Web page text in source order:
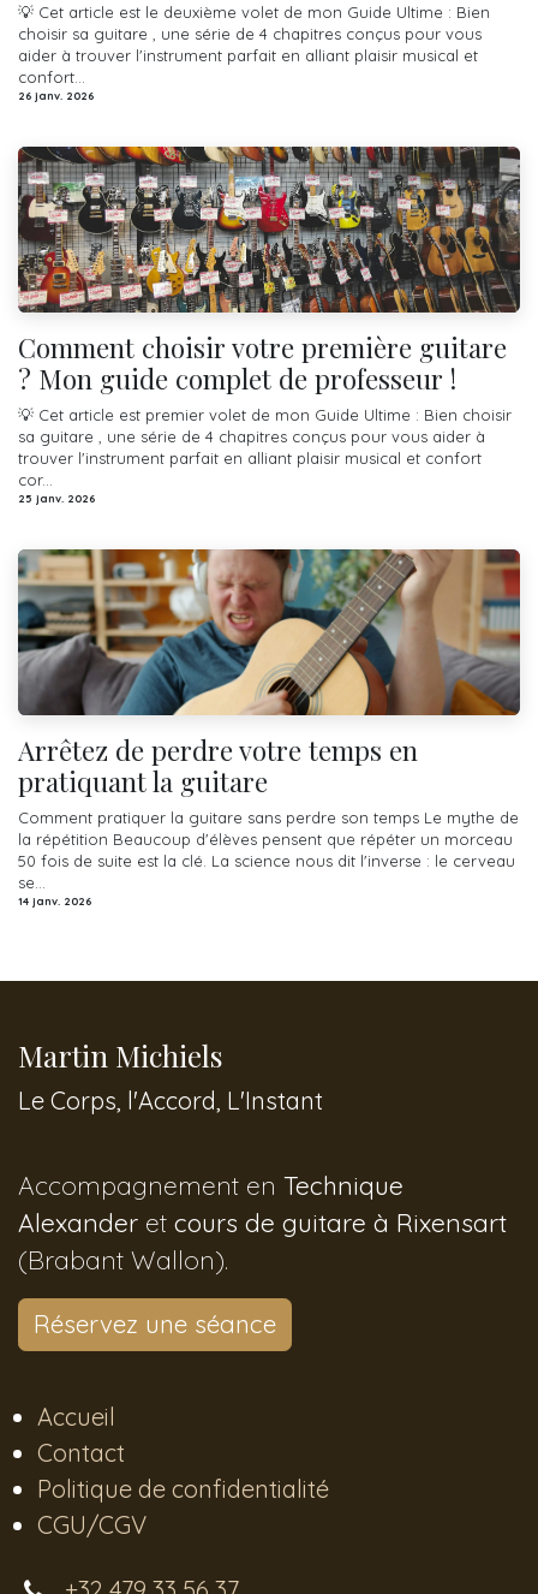
💡 Cet article est le deuxième volet de mon Guide Ultime : Bien
choisir sa guitare , une série de 4 chapitres conçus pour vous
aider à trouver l'instrument parfait en alliant plaisir musical et
confort...
26 janv. 2026
Comment choisir votre première guitare
? Mon guide complet de professeur !
💡 Cet article est premier volet de mon Guide Ultime : Bien choisir
sa guitare , une série de 4 chapitres conçus pour vous aider à
trouver l'instrument parfait en alliant plaisir musical et confort
cor...
25 janv. 2026
Arrêtez de perdre votre temps en
pratiquant la guitare
Comment pratiquer la guitare sans perdre son temps Le mythe de
la répétition Beaucoup d'élèves pensent que répéter un morceau
50 fois de suite est la clé. La science nous dit l'inverse : le cerveau
se...
14 janv. 2026
Martin Michiels
Le Corps, l'Accord, L'Instant
Accompagnement en Technique
Alexander et cours de guitare à Rixensart
(Brabant Wallon).
Réservez une séance
Accueil
Contact
Politique de confidentialité
CGU/CGV